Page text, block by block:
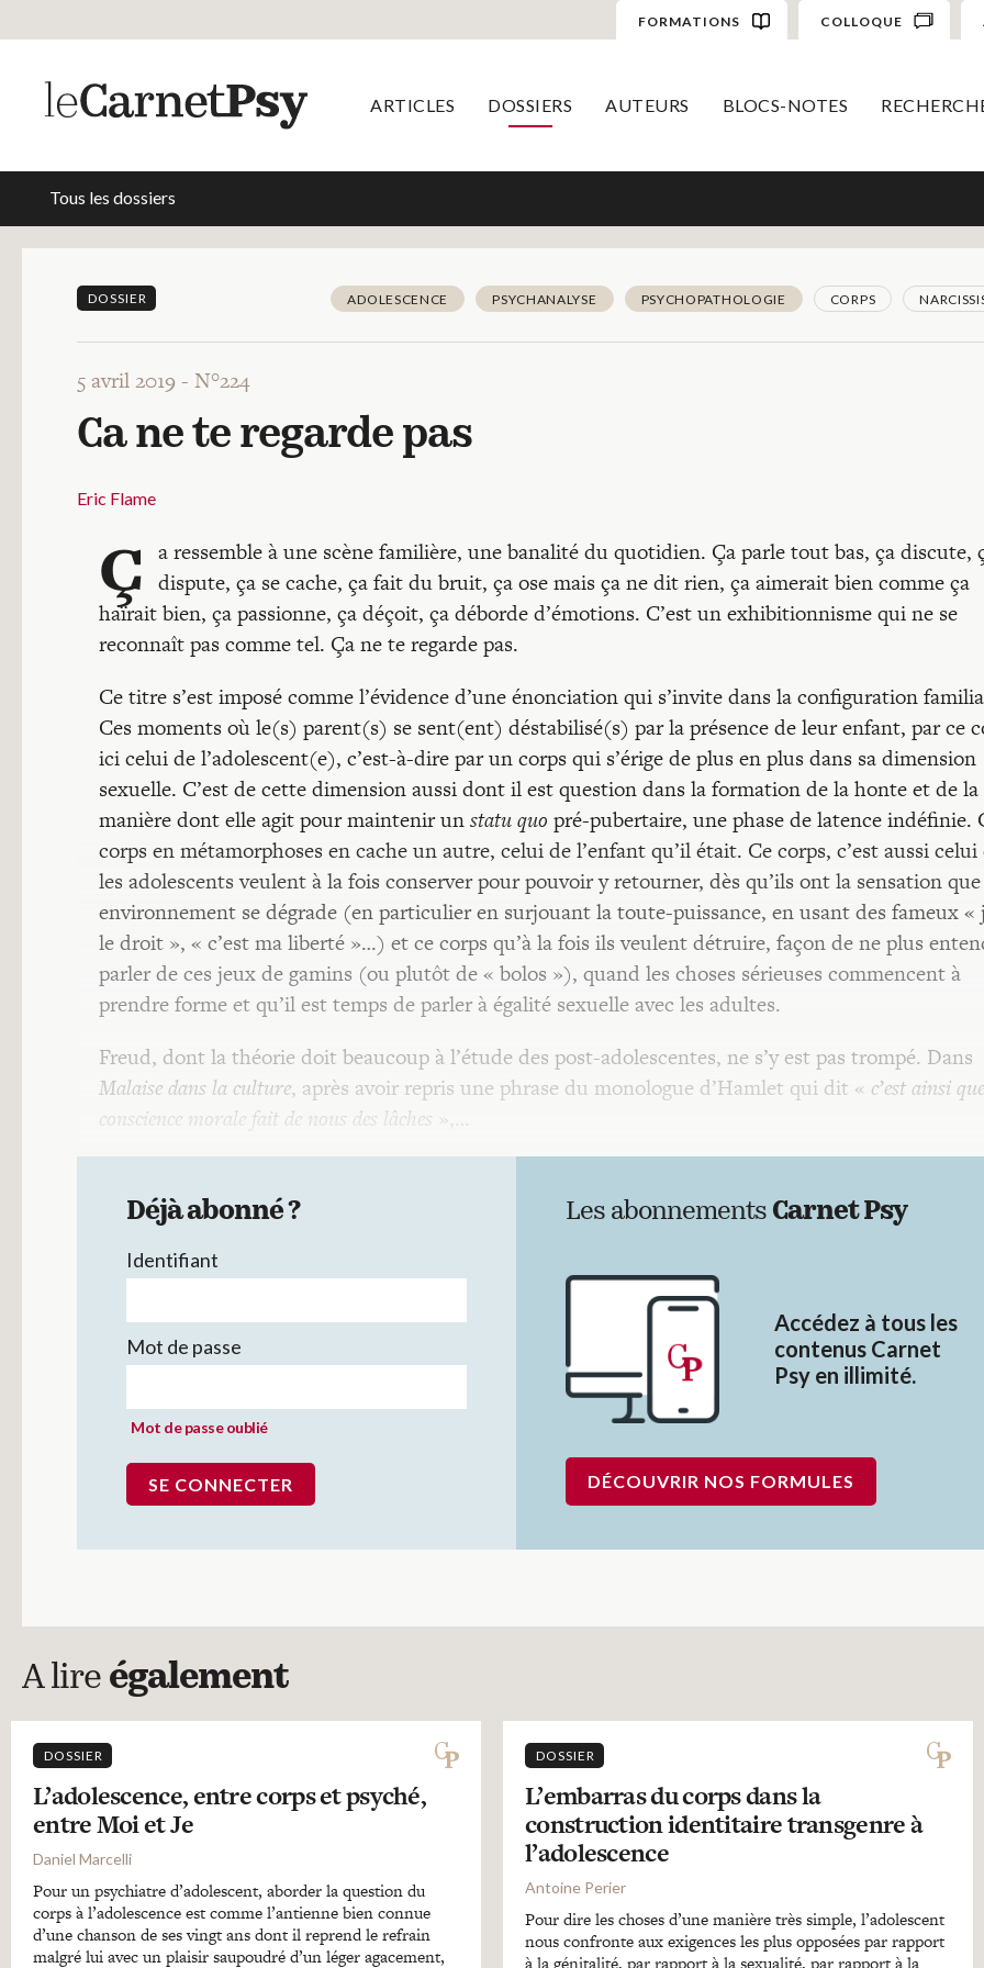
FORMATIONS COLLOQUE
ARTICLES DOSSIERS AUTEURS BLOCS-NOTES
Tous les dossiers
DOSSIER ADOLESCENCE PSYCHANALYSE PSYCHOPATHOLOGIE CORPS
5 avril 2019 - N°224
Ca ne te regarde pas
Eric Flame
Ç a ressemble à une scène familière, une banalité du quotidien. Ça parle tout bas, ça discute,
dispute, ça se cache, ça fait du bruit, ça ose mais ça ne dit rien, ça aimerait bien comme ça
haïrait bien, ça passionne, ça déçoit, ça déborde d’émotions. C’est un exhibitionnisme qui ne se
reconnaît pas comme tel. Ça ne te regarde pas.
Ce titre s’est imposé comme l’évidence d’une énonciation qui s’invite dans la configuration
Ces moments où le(s) parent(s) se sent(ent) déstabilisé(s) par la présence de leur enfant, par ce
ici celui de l’adolescent(e), c’est-à-dire par un corps qui s’érige de plus en plus dans sa dimension
sexuelle. C’est de cette dimension aussi dont il est question dans la formation de la honte et de la
manière dont elle agit pour maintenir unstatu quo pré-pubertaire, une phase de latence indéfinie.
corps en métamorphoses en cache un autre, celui de l’enfant qu’il était. Ce corps, c’est aussi celui
les adolescents veulent à la fois conserver pour pouvoir y retourner, dès qu’ils ont la sensation
environnement se dégrade (en particulier en surjouant la toute-puissance, en usant des fameux «
le droit », « c’est ma liberté »…) et ce corps qu’à la fois ils veulent détruire, façon de ne plus
parler de ces jeux de gamins (ou plutôt de « bolos »), quand les choses sérieuses commencent à
prendre forme et qu’il est temps de parler à égalité sexuelle avec les adultes.
Freud, dont la théorie doit beaucoup à l’étude des post-adolescentes, ne s’y est pas trompé. Dans
Malaise dans la culture, après avoir repris une phrase du monologue d’Hamlet qui dit « c’est ainsi
conscience morale fait de nous des lâches »,…
Déjà abonné ?
Identifiant
Mot de passe
Mot de passe oublié
Les abonnements Carnet Psy
Accédez à tous les
contenus Carnet
Psy en illimité.
DÉCOUVRIR NOS FORMULES
A lire également
DOSSIER
L’adolescence, entre corps et psyché,
entre Moi et Je
Daniel Marcelli
Pour un psychiatre d’adolescent, aborder la question du
corps à l’adolescence est comme l’antienne bien connue
d’une chanson de ses vingt ans dont il reprend le refrain
malgré lui avec un plaisir saupoudré d’un léger agacement,
DOSSIER
L’embarras du corps dans la
construction identitaire transgenre à
l’adolescence
Antoine Perier
Pour dire les choses d’une manière très simple, l’adolescent
nous confronte aux exigences les plus opposées par rapport
à la génitalité, par rapport à la sexualité, par rapport à la